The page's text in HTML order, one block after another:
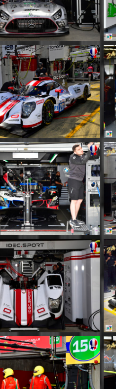
MM038
MM042
MM046
MM050